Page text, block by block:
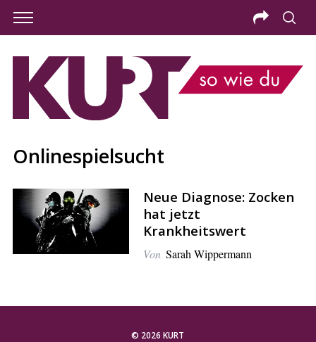
Onlinespielsucht
Neue Diagnose: Zocken
hat jetzt
Krankheitswert
Von Sarah Wippermann
© 2026 KURT
a